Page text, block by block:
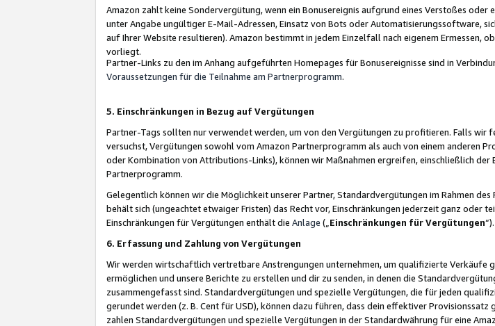
Amazon zahlt keine Sondervergütung, wenn ein Bonusereignis aufgrund eines Verstoßes
unter Angabe ungültiger E-Mail-Adressen, Einsatz von Bots oder Automatisierungssoftware,
auf Ihrer Website resultieren). Amazon bestimmt in jedem Einzelfall nach eigenem Ermessen,
vorliegt.
Partner-Links zu den im Anhang aufgeführten Homepages für Bonusereignisse sind in
Voraussetzungen für die Teilnahme am Partnerprogramm.
5. Einschränkungen in Bezug auf Vergütungen
Partner-Tags sollten nur verwendet werden, um von den Vergütungen zu profitieren. Falls wir
versuchst, Vergütungen sowohl vom Amazon Partnerprogramm als auch von einem anderen
oder Kombination von Attributions-Links), können wir Maßnahmen ergreifen, einschließlich
Partnerprogramm.
Gelegentlich können wir die Möglichkeit unserer Partner, Standardvergütungen im Rahmen
behält sich (ungeachtet etwaiger Fristen) das Recht vor, Einschränkungen jederzeit ganz oder
Einschränkungen für Vergütungen enthält die Anlage („ Einschränkungen für Vergütungen“).
6. Erfassung und Zahlung von Vergütungen
Wir werden wirtschaftlich vertretbare Anstrengungen unternehmen, um qualifizierte Verkäufe
ermöglichen und unsere Berichte zu erstellen und dir zu senden, in denen die
zusammengefasst sind. Standardvergütungen und spezielle Vergütungen, die für jeden
gerundet werden (z. B. Cent für USD), können dazu führen, dass dein effektiver
zahlen Standardvergütungen und spezielle Vergütungen in der Standardwährung für eine